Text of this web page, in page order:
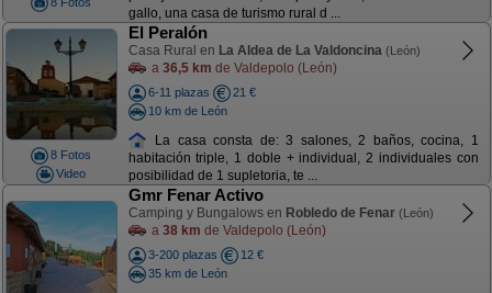
gallo, una casa de turismo rural d ...
8 Fotos
Video
El Peralón
Casa Rural en La Aldea de La Valdoncina (León)
a 36,5 km de Valdepolo (León)
6-11 plazas
21 €
10 km de León
La casa consta de: 3 salones, 2 baños, cocina, 1
habitación triple, 1 doble + individual, 2 individuales con
posibilidad de 1 supletoria, te ...
Gmr Fenar Activo
Camping y Bungalows en Robledo de Fenar (León)
a 38 km de Valdepolo (León)
3-200 plazas
12 €
35 km de León